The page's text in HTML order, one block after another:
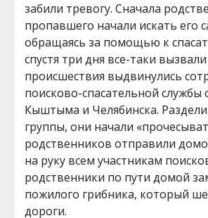
забили тревогу. Сначала
пропавшего начали искать его
обращаясь за помощью к
спустя три дня все-таки
происшествия выдвинулись
поисково-спасательной службы
Кыштыма и Челябинска.
группы, они начали
родственников отправили
на руку всем участникам
родственники по пути домой
пожилого грибника, который
дороги.